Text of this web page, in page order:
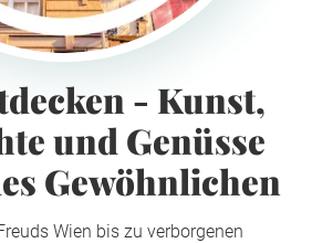
- Kunst,
und Genüsse
Gewöhnlichen
Wien bis zu verborgenen